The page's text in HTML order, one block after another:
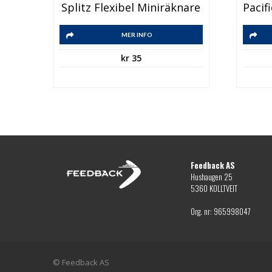
Splitz Flexibel Miniräknare
MER INFO
kr35
Feedback AS
Hushaugen 25
5360 KOLLTVEIT
Org. nr: 965998047
© Feedback AS